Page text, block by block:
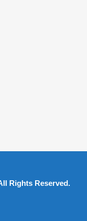
Rights Reserved.